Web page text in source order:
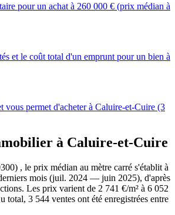
pour un achat à 260 000 € (prix médian à
et le coût total d'un emprunt pour un bien à
vous permet d'acheter à Caluire-et-Cuire (3
à Caluire-et-Cuire
, le prix médian au mètre carré s'établit à
mois (juil. 2024 — juin 2025), d'après
Les prix varient de 2 741 €/m² à 6 052
total, 3 544 ventes ont été enregistrées entre